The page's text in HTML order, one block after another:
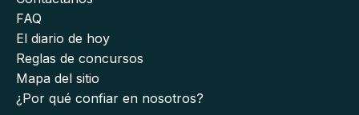
FAQ
El diario de hoy
Reglas de concursos
Mapa del sitio
¿Por qué confiar en nosotros?